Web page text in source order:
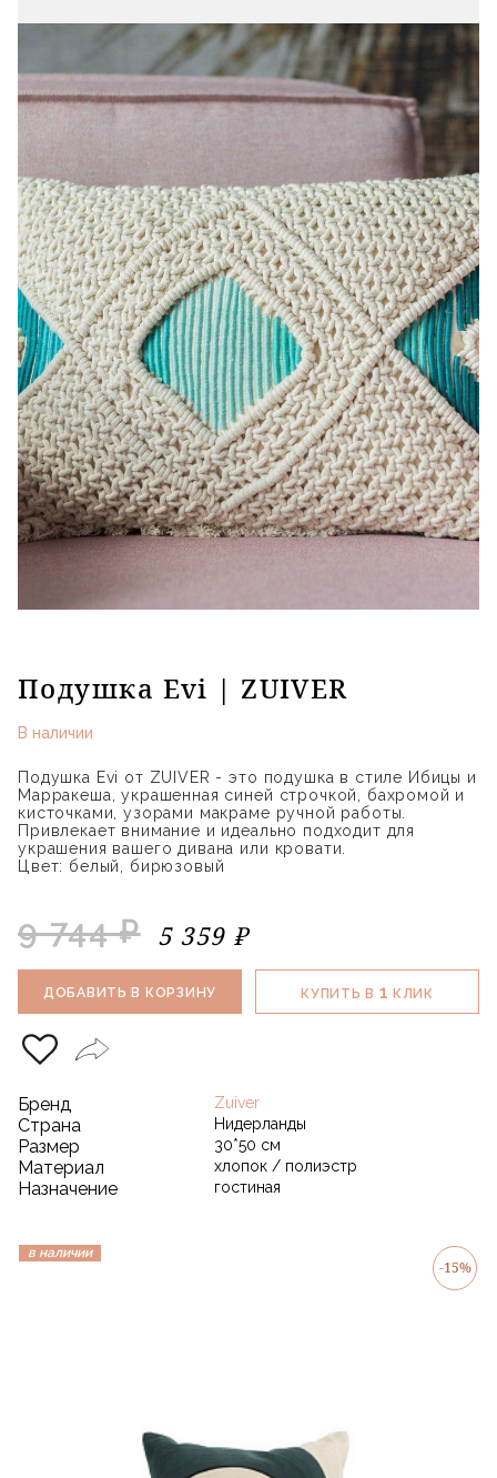
Подушка Evi | ZUIVER
В наличии
Подушка Evi от ZUIVER - это подушка в стиле Ибицы и
Марракеша, украшенная синей строчкой, бахромой и
кисточками, узорами макраме ручной работы.
Привлекает внимание и идеально подходит для
украшения вашего дивана или кровати.
Цвет: белый, бирюзовый
9 744 ₽ 5 359 ₽
ДОБАВИТЬ В КОРЗИНУ КУПИТЬ В 1 КЛИК
Бренд Zuiver
Страна Нидерланды
Размер 30*50 см
Материал хлопок / полиэстр
Назначение гостиная
в наличии
-15%